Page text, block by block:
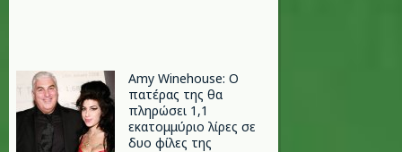
Amy Winehouse: Ο
πατέρας της θα
πληρώσει 1,1
εκατομμύριο λίρες σε
δυο φίλες της